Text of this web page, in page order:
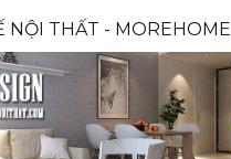
NỘI THẤT - MOREHOME